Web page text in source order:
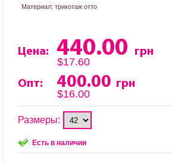
Материал: трикотаж отто
Цена: 440.00
грн
$17.60
Опт:
400.00 грн
$16.00
Размеры:
Есть в наличии